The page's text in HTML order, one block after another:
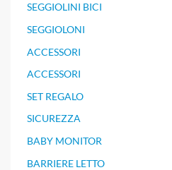
SEGGIOLINI BICI
SEGGIOLONI
ACCESSORI
ACCESSORI
SET REGALO
SICUREZZA
BABY MONITOR
BARRIERE LETTO